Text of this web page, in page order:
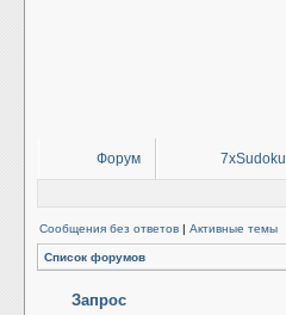
Форум 7xSudoku
Сообщения без ответов | Активные темы
Список форумов
Запрос